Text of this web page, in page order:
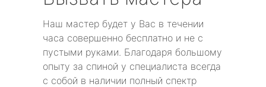
Наш мастер будет у Вас в течении
часа совершенно бесплатно и не с
пустыми руками. Благодаря большому
опыту за спиной у специалиста всегда
с собой в наличии полный спектр